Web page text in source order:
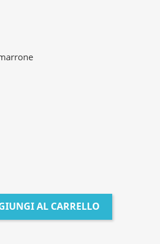
AL CARRELLO